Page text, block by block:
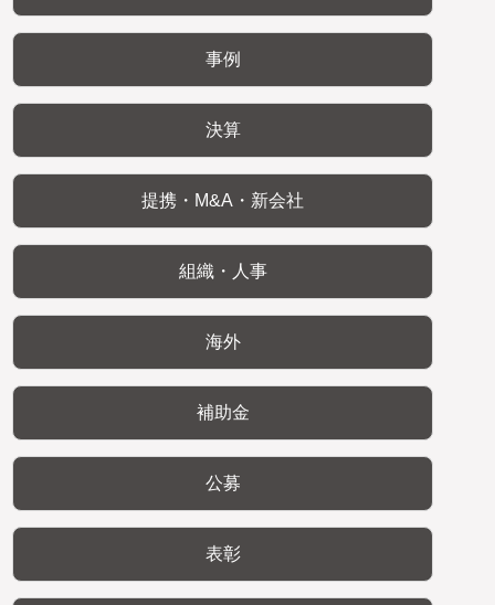
事例
決算
提携・M&A・新会社
組織・人事
海外
補助金
公募
表彰